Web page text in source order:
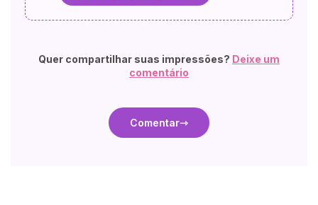
Quer compartilhar suas impressões? Deixe um
comentário
Comentar